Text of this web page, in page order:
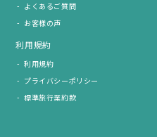
よくあるご質問
お客様の声
利用規約
利用規約
プライバシーポリシー
標準旅行業約款